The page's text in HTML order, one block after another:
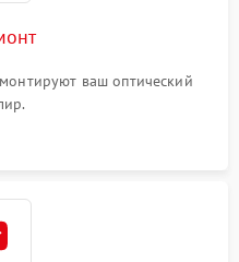
ваш оптический